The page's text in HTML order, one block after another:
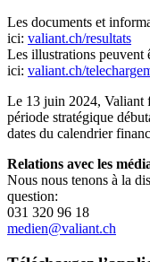
Les documents et
ici: valiant.ch/resultats
Les illustrations peuvent
ici: valiant.ch/
Le 13 juin 2024, Valiant
période stratégique
dates du calendrier
Relations avec les
Nous nous tenons à la
question:
031 320 96 18
medien@valiant.ch